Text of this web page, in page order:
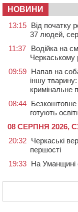
НОВИНИ
13:15 Від початку
37 людей,
11:37
Водійка на
Черкаському
09:59 Напав на
іншу
кримінальне
08:44 Безкоштовне
готують
08 СЕРПНЯ 2026,
20:32 Черкаські
першості
19:33 На Уманщині
судитимуть
У Єрках